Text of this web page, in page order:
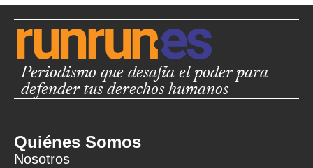
Periodismo que desafía el poder para
defender tus derechos humanos
Quiénes Somos
Nosotros